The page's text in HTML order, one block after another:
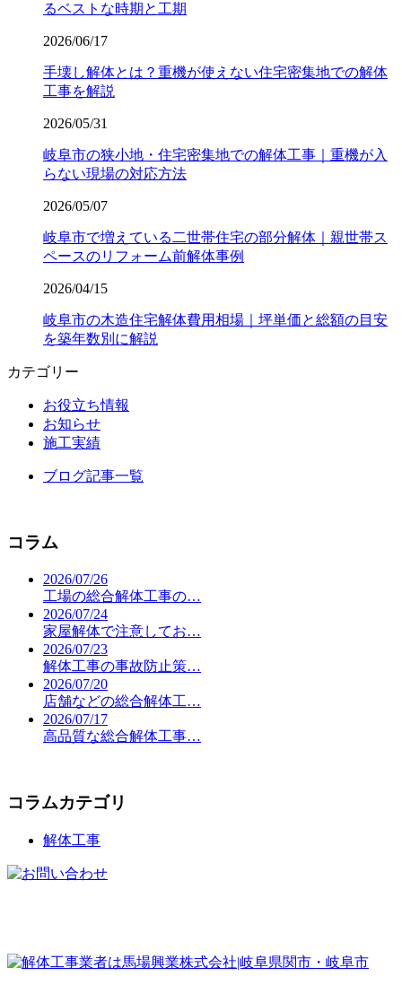
るベストな時期と工期
2026/06/17
手壊し解体とは？重機が使えない住宅密集地での解体
工事を解説
2026/05/31
岐阜市の狭小地・住宅密集地での解体工事｜重機が入
らない現場の対応方法
2026/05/07
岐阜市で増えている二世帯住宅の部分解体｜親世帯ス
ペースのリフォーム前解体事例
2026/04/15
岐阜市の木造住宅解体費用相場｜坪単価と総額の目安
を築年数別に解説
カテゴリー
お役立ち情報
お知らせ
施工実績
ブログ記事一覧
コラム
2026/07/26
工場の総合解体工事の…
2026/07/24
家屋解体で注意してお…
2026/07/23
解体工事の事故防止策…
2026/07/20
店舗などの総合解体工…
2026/07/17
高品質な総合解体工事…
コラムカテゴリ
解体工事